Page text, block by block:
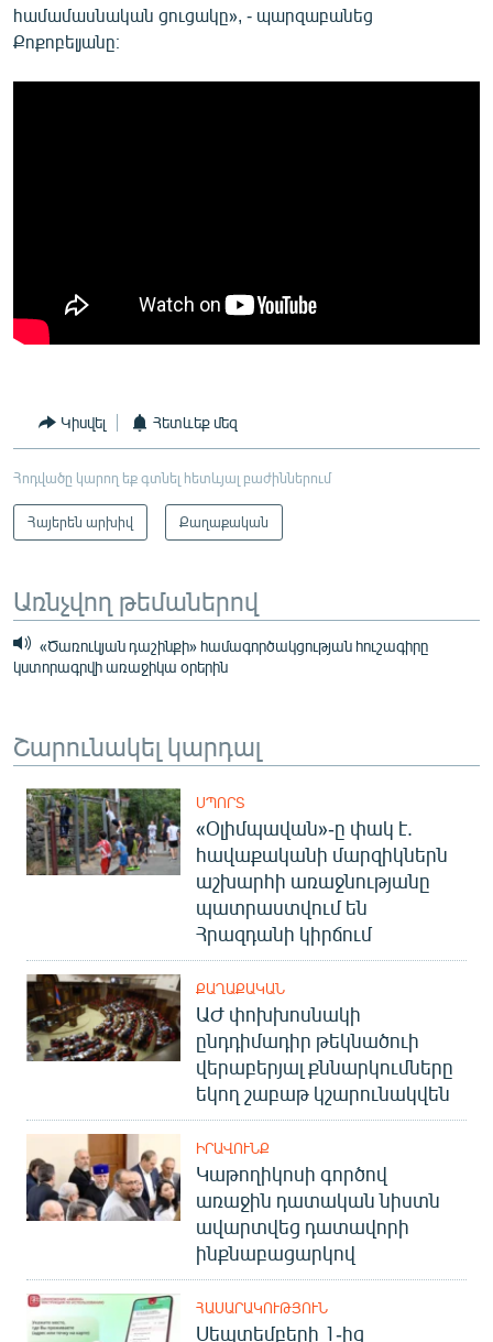
համամասնական ցուցակը», - պարզաբանեց
Քոքոբելյանը։
Կիսվել Հետևեք մեզ
Հոդվածը կարող եք գտնել հետևյալ բաժիններում
Հայերեն արխիվ Քաղաքական
Առնչվող թեմաներով
«Ծառուկյան դաշինքի» համագործակցության հուշագիրը
կստորագրվի առաջիկա օրերին
Շարունակել կարդալ
ՍՊՈՐՏ
«Օլիմպավան»-ը փակ է.
հավաքականի մարզիկներն
աշխարհի առաջնությանը
պատրաստվում են
Հրազդանի կիրճում
ՔԱՂԱՔԱԿԱՆ
ԱԺ փոխխոսնակի
ընդդիմադիր թեկնածուի
վերաբերյալ քննարկումները
եկող շաբաթ կշարունակվեն
ԻՐԱՎՈՒՆՔ
Կաթողիկոսի գործով
առաջին դատական նիստն
ավարտվեց դատավորի
ինքնաբացարկով
ՀԱՍԱՐԱԿՈՒԹՅՈՒՆ
Սեպտեմբերի 1-ից